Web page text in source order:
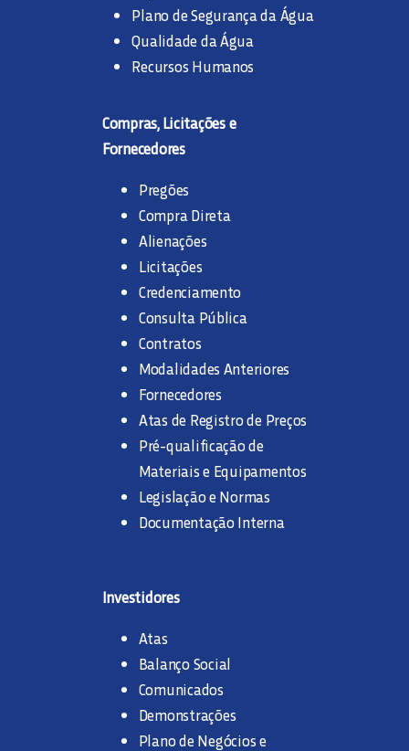
Plano de Segurança da Água
Qualidade da Água
Recursos Humanos
Compras, Licitações e
Fornecedores
Pregões
Compra Direta
Alienações
Licitações
Credenciamento
Consulta Pública
Contratos
Modalidades Anteriores
Fornecedores
Atas de Registro de Preços
Pré-qualificação de
Materiais e Equipamentos
Legislação e Normas
Documentação Interna
Investidores
Atas
Balanço Social
Comunicados
Demonstrações
Plano de Negócios e